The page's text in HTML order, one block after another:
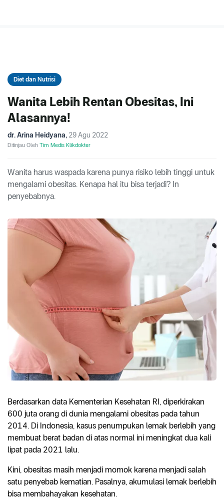
Diet dan Nutrisi
Wanita Lebih Rentan Obesitas, Ini
Alasannya!
dr. Arina Heidyana, 29 Agu 2022
Ditinjau Oleh Tim Medis Klikdokter
Wanita harus waspada karena punya risiko lebih tinggi untuk
mengalami obesitas. Kenapa hal itu bisa terjadi? In
penyebabnya.
Berdasarkan data Kementerian Kesehatan RI, diperkirakan
600 juta orang di dunia mengalami obesitas pada tahun
2014. Di Indonesia, kasus penumpukan lemak berlebih yang
membuat berat badan di atas normal ini meningkat dua kali
lipat pada 2021 lalu.
Kini, obesitas masih menjadi momok karena menjadi salah
satu penyebab kematian. Pasalnya, akumulasi lemak berlebih
bisa membahayakan kesehatan.